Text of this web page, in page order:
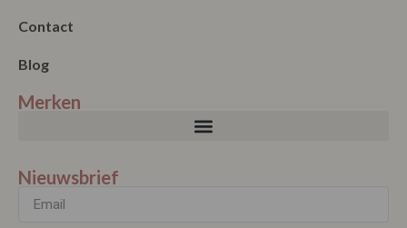
Contact
Blog
Merken
Nieuwsbrief